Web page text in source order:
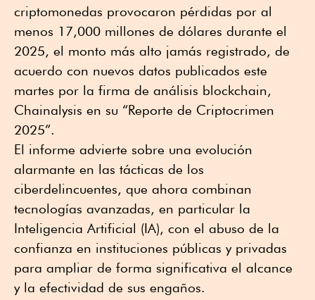
criptomonedas provocaron pérdidas por al
menos 17,000 millones de dólares durante el
2025, el monto más alto jamás registrado, de
acuerdo con nuevos datos publicados este
martes por la firma de análisis blockchain,
Chainalysis en su “Reporte de Criptocrimen
2025”.
El informe advierte sobre una evolución
alarmante en las tácticas de los
ciberdelincuentes, que ahora combinan
tecnologías avanzadas, en particular la
Inteligencia Artificial (IA), con el abuso de la
confianza en instituciones públicas y privadas
para ampliar de forma significativa el alcance
y la efectividad de sus engaños.